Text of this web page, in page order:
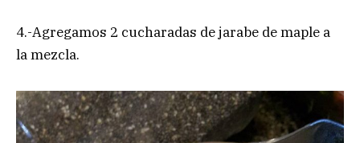
4.-Agregamos 2 cucharadas de jarabe de maple a
la mezcla.